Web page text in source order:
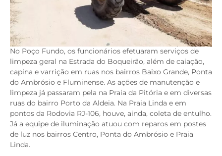
No Poço Fundo, os funcionários efetuaram serviços de
limpeza geral na Estrada do Boqueirão, além de caiação,
capina e varrição em ruas nos bairros Baixo Grande, Ponta
do Ambrósio e Fluminense. As ações de manutenção e
limpeza já passaram pela na Praia da Pitória e em diversas
ruas do bairro Porto da Aldeia. Na Praia Linda e em
pontos da Rodovia RJ-106, houve, ainda, coleta de entulho.
Já a equipe de iluminação atuou com reparos em postes
de luz nos bairros Centro, Ponta do Ambrósio e Praia
Linda.